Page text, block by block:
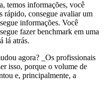
temos informações, você
rápido, consegue avaliar um
informações. Você
fazer benchmark em uma
lá atrás.
agora? _Os profissionais
isso, porque o volume de
e, principalmente, a